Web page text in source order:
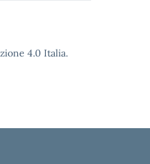
4.0 Italia.